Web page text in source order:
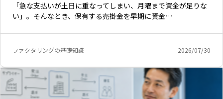
「急な支払いが土日に重なってしまい、月曜まで資金が足りな
い」。そんなとき、保有する売掛金を早期に資金…
ファクタリングの基礎知識 2026/07/30